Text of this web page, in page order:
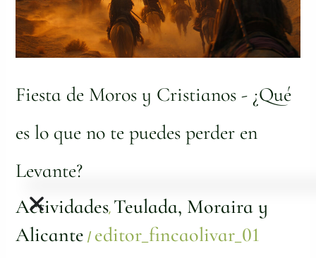
Fiesta de Moros y Cristianos - ¿Qué
es lo que no te puedes perder en
Levante?
Actividades, Teulada, Moraira y
Alicante / editor_fincaolivar_01
es
lo
que
no
puedes
perder
Levante?